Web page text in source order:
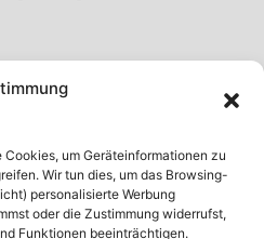
um Geräteinformationen zu
Wir tun dies, um das Browsing-
personalisierte Werbung
oder die Zustimmung widerrufst,
Funktionen beeinträchtigen.
Rechtliches
Rechtliche Hinweise
Impressum